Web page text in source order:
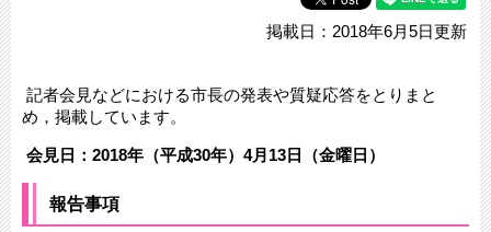
掲載日：2018年6月5日更新
記者会見などにおける市長の発表や質疑応答をとりまと
め，掲載しています。
会見日：2018年（平成30年）4月13日（金曜日）
報告事項